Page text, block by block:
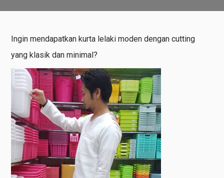
Ingin mendapatkan kurta lelaki moden dengan cutting
yang klasik dan minimal?